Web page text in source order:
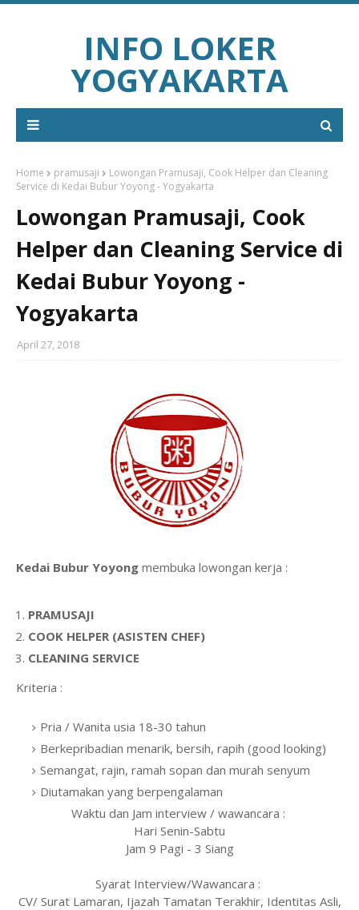
INFO LOKER
YOGYAKARTA
Home pramusaji
Lowongan Pramusaji, Cook Helper dan Cleaning
Service di Kedai Bubur Yoyong - Yogyakarta
Lowongan Pramusaji, Cook
Helper dan Cleaning Service di
Kedai Bubur Yoyong -
Yogyakarta
April 27, 2018
Kedai Bubur Yoyong membuka lowongan kerja :
PRAMUSAJI
COOK HELPER (ASISTEN CHEF)
CLEANING SERVICE
Kriteria :
Pria / Wanita usia 18-30 tahun
Berkepribadian menarik, bersih, rapih (good looking)
Semangat, rajin, ramah sopan dan murah senyum
Diutamakan yang berpengalaman
Waktu dan Jam interview / wawancara :
Hari Senin-Sabtu
Jam 9 Pagi - 3 Siang
Syarat Interview/Wawancara :
CV/ Surat Lamaran, Ijazah Tamatan Terakhir, Identitas Asli,